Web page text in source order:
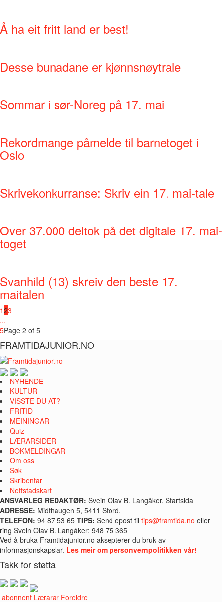
Å ha eit fritt land er best!
Desse bunadane er kjønnsnøytrale
Sommar i sør-Noreg på 17. mai
Rekordmange påmelde til barnetoget i
Oslo
Skrivekonkurranse: Skriv ein 17. mai-tale
Over 37.000 deltok på det digitale 17. mai-
toget
Svanhild (13) skreiv den beste 17.
maitalen
123
...
5Page 2 of 5
FRAMTIDAJUNIOR.NO
NYHENDE
KULTUR
VISSTE DU AT?
FRITID
MEININGAR
Quiz
LÆRARSIDER
BOKMELDINGAR
Om oss
Søk
Skribentar
Nettstadskart
ANSVARLEG REDAKTØR: Svein Olav B. Langåker, Startsida
ADRESSE: Midthaugen 5, 5411 Stord.
TELEFON: 94 87 53 65 TIPS: Send epost til tips@framtida.no eller
ring Svein Olav B. Langåker: 948 75 365
Ved å bruka Framtidajunior.no aksepterer du bruk av
informasjonskapslar. Les meir om personvernpolitikken vår!
Takk for støtta
abonnent Lærarar Foreldre